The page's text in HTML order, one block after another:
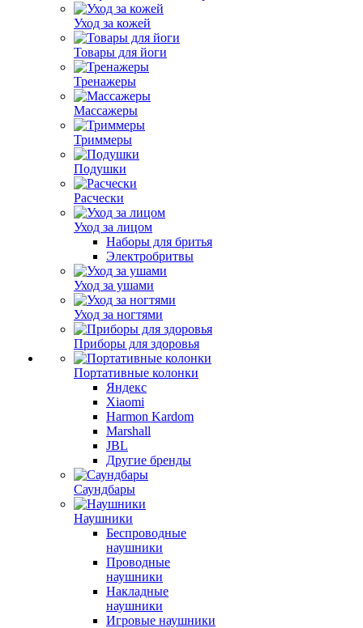
Уход за кожей
Товары для йоги
Тренажеры
Массажеры
Триммеры
Подушки
Расчески
Уход за лицом
Наборы для бритья
Электробритвы
Уход за ушами
Уход за ногтями
Приборы для здоровья
Портативные колонки
Яндекс
Xiaomi
Harmon Kardom
Marshall
JBL
Другие бренды
Саундбары
Наушники
Беспроводные
наушники
Проводные
наушники
Накладные
наушники
Игровые наушники